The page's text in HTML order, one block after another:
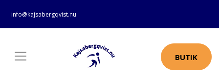
info@kajsabergqvist.nu
BUTIK